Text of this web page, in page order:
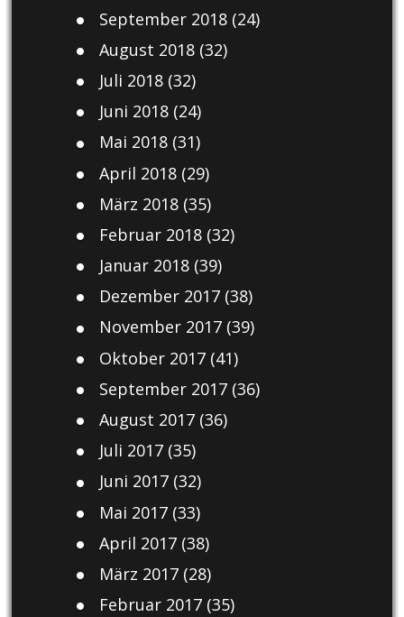
September 2018(24)
August 2018(32)
Juli 2018(32)
Juni 2018(24)
Mai 2018(31)
April 2018(29)
März 2018(35)
Februar 2018(32)
Januar 2018(39)
Dezember 2017(38)
November 2017(39)
Oktober 2017(41)
September 2017(36)
August 2017(36)
Juli 2017(35)
Juni 2017(32)
Mai 2017(33)
April 2017(38)
März 2017(28)
Februar 2017(35)